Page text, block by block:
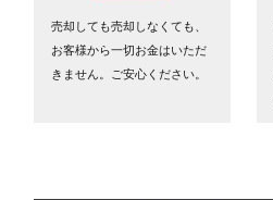
売却しても売却しなくても、
お客様から一切お金はいただ
きません。ご安心ください。